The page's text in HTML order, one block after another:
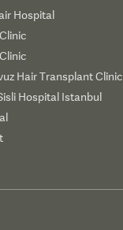
Hospital
Hair Transplant Clinic
Hospital Istanbul